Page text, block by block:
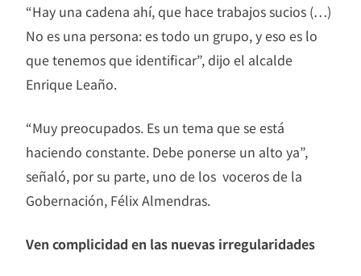
“Hay una cadena ahí, que hace trabajos sucios (…)
No es una persona: es todo un grupo, y eso es lo
que tenemos que identificar”, dijo el alcalde
Enrique Leaño.
“Muy preocupados. Es un tema que se está
haciendo constante. Debe ponerse un alto ya”,
señaló, por su parte, uno de los voceros de la
Gobernación, Félix Almendras.
Ven complicidad en las nuevas irregularidades